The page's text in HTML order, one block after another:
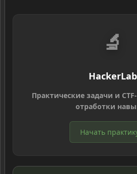
🔬
HackerLab
Практические задачи и
отработки
Начать